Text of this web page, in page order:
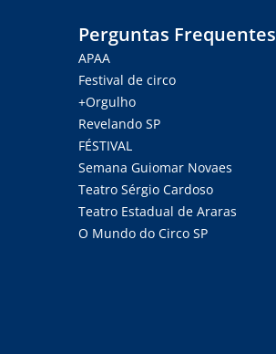
Perguntas Frequentes
APAA
Festival de circo
+Orgulho
Revelando SP
FÉSTIVAL
Semana Guiomar Novaes
Teatro Sérgio Cardoso
Teatro Estadual de Araras
O Mundo do Circo SP